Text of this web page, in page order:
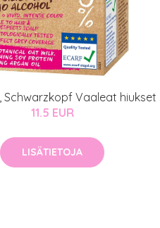
Schwarzkopf Vaaleat hiukset
11.5 EUR
LISÄTIETOJA